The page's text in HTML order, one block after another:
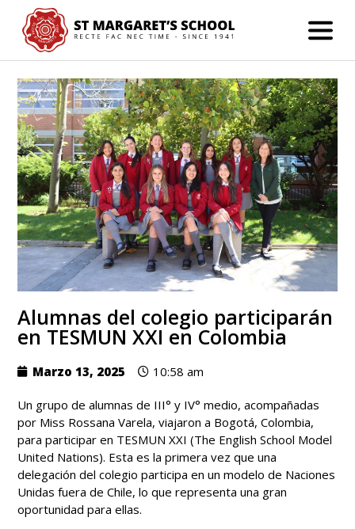
Alumnas del colegio participarán
en TESMUN XXI en Colombia
Marzo 13, 2025 10:58 am
Un grupo de alumnas de III° y IV° medio, acompañadas
por Miss Rossana Varela, viajaron a Bogotá, Colombia,
para participar en TESMUN XXI (The English School Model
United Nations). Esta es la primera vez que una
delegación del colegio participa en un modelo de Naciones
Unidas fuera de Chile, lo que representa una gran
oportunidad para ellas.